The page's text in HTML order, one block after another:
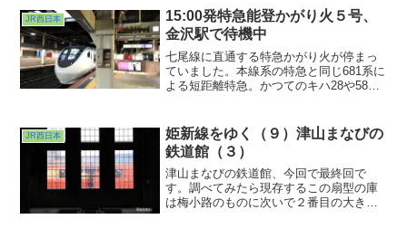
していた北陸本線。それが普通列車だら
けの第三セクターに変わってしまいまし
た。
JR西日本
15:00発特急能登かがり火５号、
金沢駅で待機中
七尾線に直通する特急かがり火が停まっ
ていました。本線系の特急と同じ681系に
よる短距離特急。かつてのキハ28や58が
はまだ乗ったことがなかったな
ぁ・・・。もっと能登半島の奥まで行っ
て欲しいものですが、そもそもの線路が
もう無かったか・・・
JR西日本
姫新線をゆく（９）津山まなびの
鉄道館（３）
津山まなびの鉄道館、今回で最終回で
す。調べてみたら現存するこの扇型の庫
は梅小路のものに次いで２番目の大きさ